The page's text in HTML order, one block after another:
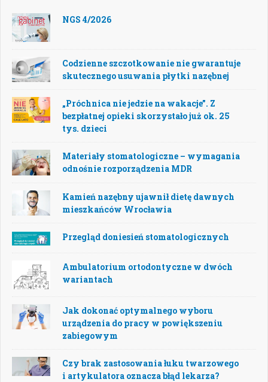
NGS 4/2026
Codzienne szczotkowanie nie gwarantuje
skutecznego usuwania płytki nazębnej
„Próchnica nie jedzie na wakacje”. Z
bezpłatnej opieki skorzystało już ok. 25
tys. dzieci
Materiały stomatologiczne – wymagania
odnośnie rozporządzenia MDR
Kamień nazębny ujawnił dietę dawnych
mieszkańców Wrocławia
Przegląd doniesień stomatologicznych
Ambulatorium ortodontyczne w dwóch
wariantach
Jak dokonać optymalnego wyboru
urządzenia do pracy w powiększeniu
zabiegowym
Czy brak zastosowania łuku twarzowego
i artykulatora oznacza błąd lekarza?